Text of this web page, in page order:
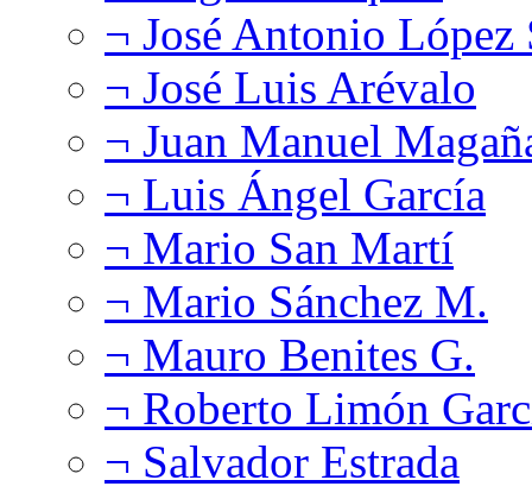
¬ José Antonio López
¬ José Luis Arévalo
¬ Juan Manuel
¬ Luis Ángel García
¬ Mario San Martí
¬ Mario Sánchez M.
¬ Mauro Benites G.
¬ Roberto Limón
¬ Salvador Estrada